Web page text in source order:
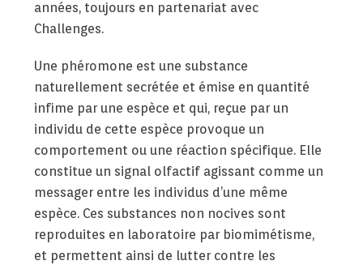
années, toujours en partenariat avec
Challenges.
Une phéromone est une substance
naturellement secrétée et émise en quantité
infime par une espèce et qui, reçue par un
individu de cette espèce provoque un
comportement ou une réaction spécifique. Elle
constitue un signal olfactif agissant comme un
messager entre les individus d’une même
espèce. Ces substances non nocives sont
reproduites en laboratoire par biomimétisme,
et permettent ainsi de lutter contre les